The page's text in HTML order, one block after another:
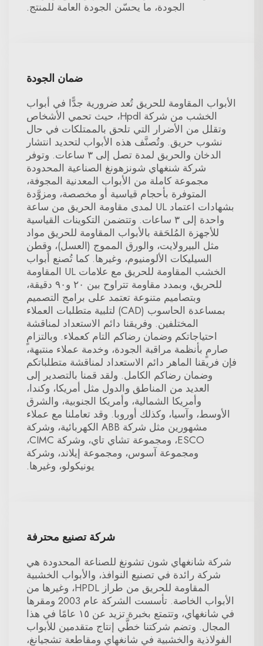
الجودة، ما يحسّن الجودة العامة للمنتج.
ضمان الجودة
الأبواب المقاومة للحريق تُعد ضرورية جدًّا في أبواب
الخشب من شركة Hpdl، حيث تحمي الأشخاص
وتقلل من الأضرار التي تلحق بالممتلكات في حال
نشوب حريق. وتُصنَّف هذه الأبواب لتحديد انتشار
الدخان والحريق لمدة تصل إلى ٣ ساعات. وتوفر
شركة شنغهاي شونزهونغ الصناعية المحدودة
مجموعة كاملة من الأبواب المعدنية المجوفة،
المتوفرة بأحجام قياسية أو مخصصة، ومزوَّدة
بشهادات اعتماد UL لمدى مقاومة الحريق من ساعة
واحدة إلى ٣ ساعات. وتتضمن التكوينات القياسية
للأجهزة المُلحَقة بالأبواب المقاومة للحريق مواد
مثل البيرولايت، والورق المموج (العسل)، وقطن
السيليكات الألومنيوم، وغيرها. كما تُصنع أبواب
الخشب المقاومة للحريق مع علامات UL المقاومة
للحريق، وبمدد مقاومة تتراوح بين ٢٠ و٩٠ دقيقة،
وبتصاميم متنوعة تعتمد على برامج التصميم
بمساعدة الحاسوب (CAD) لتلبية متطلبات العملاء
المختلفين. وفريقنا دائم الاستعداد لمناقشة
احتياجاتكم وضمان رضاكم التام كعملاء. وبالتزامٍ
صارمٍ بأنظمة مراقبة الجودة، وخدمة عملاء منتبهة،
فإن فريقنا الماهر دائم الاستعداد لمناقشة متطلباتكم
وضمان رضاكم الكامل. ولقد قمنا بالتصدير إلى
العديد من المناطق والدول مثل أمريكا، وكندا،
وأمريكا الشمالية، وأمريكا الجنوبية، والشرق
الأوسط، وآسيا، وكذلك أوروبا. وقد تعاملنا مع عملاء
مشهورين مثل شركة ABB الكهربائية، وشركة
ESCO، ومجموعة تشاي تاي، وشركة CIMC،
ومجموعة آسوس، ومجموعة إيلاند، وشركة
يونيكولو، وغيرها.
شركة تصنيع محترفة
شركة شانغهاي شون تشونغ للصناعة المحدودة هي
شركة رائدة في تصنيع النوافذ، والأبواب الخشبية
المقاومة للحريق من طراز HPDL، وغيرها من
الأبواب الخاصة. تأسست الشركة عام 2003 ومقرها
في شانغهاي، وتتمتع بخبرة تزيد عن ١٥ عامًا في هذا
المجال. وتضم شركتنا خطَّي إنتاج متقدمين للأبواب
الفولاذية والخشبية في شانغهاي ومقاطعة تشجيانغ،